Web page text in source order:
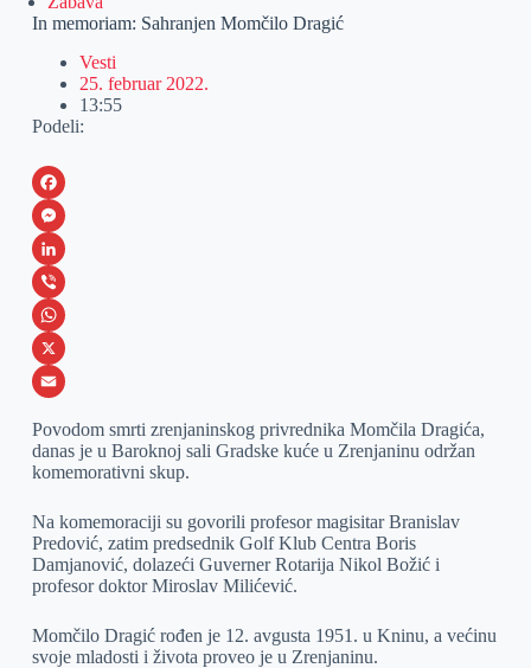
In memoriam: Sahranjen Momčilo Dragić
Vesti
25. februar 2022.
13:55
Podeli:
F
a
c
e
b
o
k
M
e
s
s
e
g
e
r
L
i
n
k
d
I
n
V
i
b
r
W
h
t
s
A
p
p
X
m
a
i
l
Povodom smrti zrenjaninskog privrednika Momčila Dragića,
danas je u Baroknoj sali Gradske kuće u Zrenjaninu održan
komemorativni skup.
Na komemoraciji su govorili profesor magisitar Branislav
Predović, zatim predsednik Golf Klub Centra Boris
Damjanović, dolazeći Guverner Rotarija Nikol Božić i
profesor doktor Miroslav Milićević.
Momčilo Dragić rođen je 12. avgusta 1951. u Kninu, a većinu
svoje mladosti i života proveo je u Zrenjaninu.